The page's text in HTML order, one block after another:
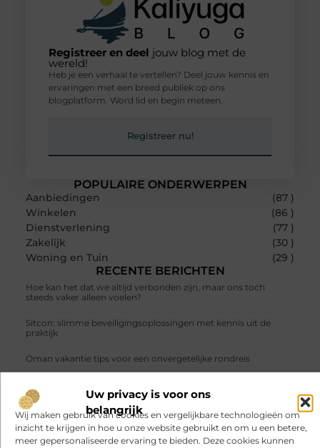
Uw privacy is voor ons
belangrijk
Wij maken gebruik van cookies en vergelijkbare technologieën om
inzicht te krijgen in hoe u onze website gebruikt en om u een betere,
meer gepersonaliseerde ervaring te bieden. Deze cookies kunnen
POPULAIRE ONDERWERPEN
Aanbiedingen
(87 )
Winkelen
(86 )
Dienstverlening
(77 )
Zakelijk
(30 )
Woning en Tuin
(29 )
RECENTE BERICHTEN
Hoe kan het dat we altijd verbonden zijn, maar ons toch
steeds vaker alleen voelen?
Sitcon: slimme beveiligingsoplossingen met kennis uit de
praktijk
Oman vakantie tips voor een onvergetelijke rondreis
Fysiotherapie Haarlem: gericht werken aan herstel en beter
bewegen
Veelgemaakte fouten bij het beveiligen van schuren, garages
Registreer en deel jouw blog met de
wereld!
Heb je een verhaal te vertellen? Deel jouw kennis en
ervaringen met een breed publiek op ons
blogplatform. Word lid en begin meteen.
Registreer nu!